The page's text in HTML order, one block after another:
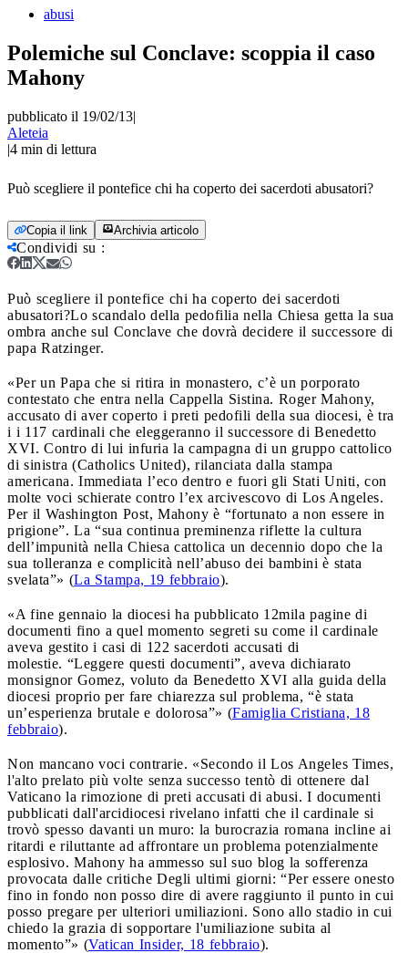
abusi
Polemiche sul Conclave: scoppia il caso
Mahony
pubblicato il 19/02/13|
Aleteia
|4 min di lettura
Può scegliere il pontefice chi ha coperto dei sacerdoti abusatori?
Copia il link Archivia articolo
Condividi su :
Può scegliere il pontefice chi ha coperto dei sacerdoti
abusatori?Lo scandalo della pedofilia nella Chiesa getta la sua
ombra anche sul Conclave che dovrà decidere il successore di
papa Ratzinger.
«Per un Papa che si ritira in monastero, c’è un porporato
contestato che entra nella Cappella Sistina. Roger Mahony,
accusato di aver coperto i preti pedofili della sua diocesi, è tra
i i 117 cardinali che eleggeranno il successore di Benedetto
XVI. Contro di lui infuria la campagna di un gruppo cattolico
di sinistra (Catholics United), rilanciata dalla stampa
americana. Immediata l’eco dentro e fuori gli Stati Uniti, con
molte voci schierate contro l’ex arcivescovo di Los Angeles.
Per il Washington Post, Mahony è “fortunato a non essere in
prigione”. La “sua continua preminenza riflette la cultura
dell’impunità nella Chiesa cattolica un decennio dopo che la
sua tolleranza e complicità nell’abuso dei bambini è stata
svelata”» (La Stampa, 19 febbraio).
«A fine gennaio la diocesi ha pubblicato 12mila pagine di
documenti fino a quel momento segreti su come il cardinale
aveva gestito i casi di 122 sacerdoti accusati di
molestie. “Leggere questi documenti”, aveva dichiarato
monsignor Gomez, voluto da Benedetto XVI alla guida della
diocesi proprio per fare chiarezza sul problema, “è stata
un’esperienza brutale e dolorosa”» (Famiglia Cristiana, 18
febbraio).
Non mancano voci contrarie. «Secondo il Los Angeles Times,
l'alto prelato più volte senza successo tentò di ottenere dal
Vaticano la rimozione di preti accusati di abusi. I documenti
pubblicati dall'arcidiocesi rivelano infatti che il cardinale si
trovò spesso davanti un muro: la burocrazia romana incline ai
ritardi e riluttante ad affrontare un problema potenzialmente
esplosivo. Mahony ha ammesso sul suo blog la sofferenza
provocata dalle critiche Degli ultimi giorni: “Per essere onesto
fino in fondo non posso dire di avere raggiunto il punto in cui
posso pregare per ulteriori umiliazioni. Sono allo stadio in cui
chiedo la grazia di sopportare l'umiliazione subita al
momento”» (Vatican Insider, 18 febbraio).